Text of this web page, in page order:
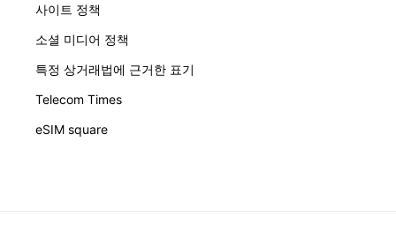
사이트 정책
소셜 미디어 정책
특정 상거래법에 근거한 표기
Telecom Times
eSIM square